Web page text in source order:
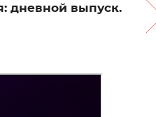
дневной выпуск.